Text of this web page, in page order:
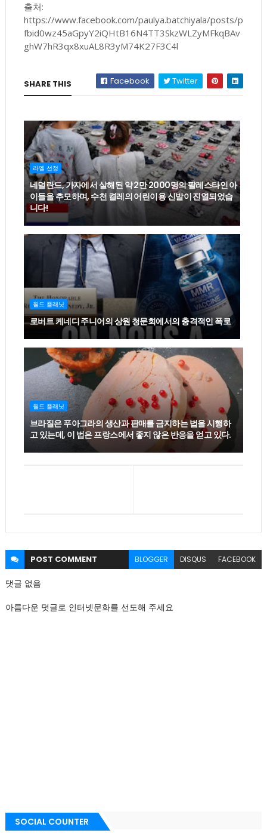
출처:
https://www.facebook.com/paulya.batchiyala/posts/p
fbid0wz45aGpyY2iQHtB16N4TT3SkzWLZyMFkqBAv
ghW7hR3qx8xuAL8R3yM74K27F3C4l
SHARE THIS Facebook Twitter
라엘 선정
네덜란드, 가자에서 살해된 약 2만 2000명의 팔레스타인 아
이들을 추모하며, 수천 켤레의 어린이용 신발이 진열되었습
니다!
월드 플래닛
로버트 케네디 주니어의 상원 청문회에서의 충격적인 폭로
월드 플래닛
브라질은 푸아그라의 생산과 판매를 금지하는 법을 시행하
고 있는데, 이 법은 프랑스에서 좋지 않은 반응을 얻고 있다.
POST COMMENT BLOGGER DISQUS FACEBOOK
댓글 없음
아름다운 덧글로 인터넷문화를 선도해 주세요
SOCIAL COUNTER